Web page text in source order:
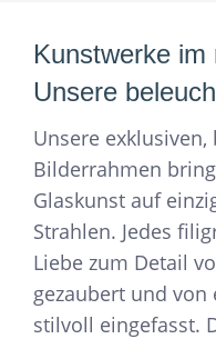
Kunstwerke
Unsere
Unsere
Bilderrahmen
Glaskunst auf
Strahlen. Jedes
Liebe zum Detail
gezaubert und von
stilvoll eingefasst.